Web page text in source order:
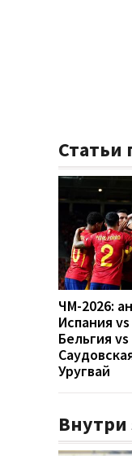
Статьи
ЧМ-2026:
Испания
Бельгия
Уругвай